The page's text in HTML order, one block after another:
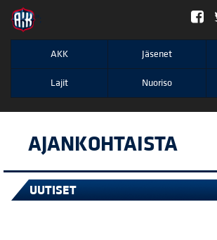
";
AKK Jäsenet
Lajit Nuoriso
AJANKOHTAISTA
UUTISET